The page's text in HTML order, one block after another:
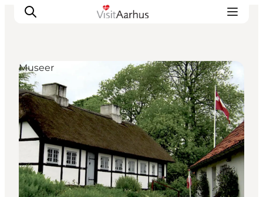
Oplevelser
Kalender
Byer og steder
Planlæg ferien
Transport
Museer